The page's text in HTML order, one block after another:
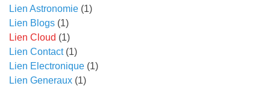
Lien Astronomie (1)
Lien Blogs (1)
Lien Cloud (1)
Lien Contact(1)
Lien Electronique (1)
Lien Generaux (1)